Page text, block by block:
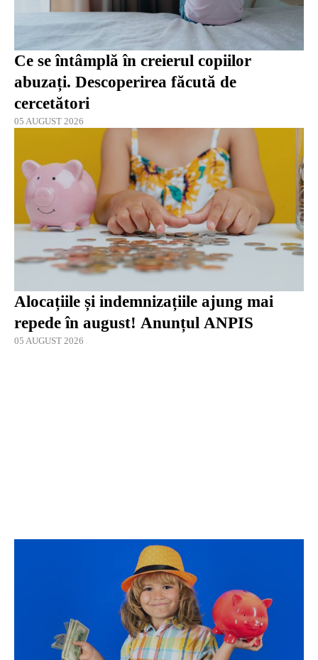
Ce se întâmplă în creierul copiilor
abuzați. Descoperirea făcută de
cercetători
05 AUGUST 2026
Alocațiile și indemnizațiile ajung mai
repede în august! Anunțul ANPIS
05 AUGUST 2026